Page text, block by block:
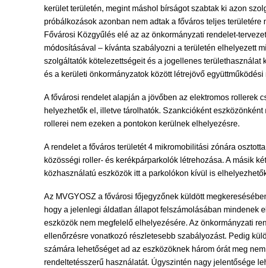
kerület területén, megint máshol bírságot szabtak ki azon
próbálkozások azonban nem adtak a főváros teljes
Fővárosi Közgyűlés elé az az önkormányzati rendelet-
módosításával – kívánta szabályozni a területén elhelyezett
szolgáltatók kötelezettségeit és a jogellenes
és a kerületi önkormányzatok között létrejövő
A fővárosi rendelet alapján a jövőben az elektromos rollerek
helyezhetők el, illetve tárolhatók. Szankcióként
rollerei nem ezeken a pontokon kerülnek elhelyezésre.
A rendelet a főváros területét 4 mikromobilitási zónára
közösségi roller- és kerékpárparkolók létrehozása. A másik
közhasználatú eszközök itt a parkolókon kívül is
Az MVGYOSZ a fővárosi főjegyzőnek küldött
hogy a jelenlegi áldatlan állapot felszámolásában mindenek
eszközök nem megfelelő elhelyezésére. Az önkormányzati
ellenőrzésre vonatkozó részletesebb szabályozást. Pedig
számára lehetőséget ad az eszközöknek három órát meg
rendeltetésszerű használatát. Úgyszintén nagy jelentősége